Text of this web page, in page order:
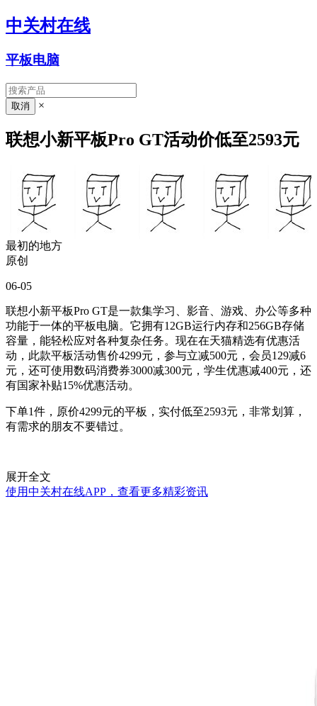
中关村在线
平板电脑
×
联想小新平板Pro GT活动价低至2593元
最初的地方
原创
06-05
联想小新平板Pro GT是一款集学习、影音、游戏、办公等多种
功能于一体的平板电脑。它拥有12GB运行内存和256GB存储
容量，能轻松应对各种复杂任务。现在在天猫精选有优惠活
动，此款平板活动售价4299元，参与立减500元，会员129减6
元，还可使用数码消费券3000减300元，学生优惠减400元，还
有国家补贴15%优惠活动。
下单1件，原价4299元的平板，实付低至2593元，非常划算，
有需求的朋友不要错过。
展开全文
使用中关村在线APP，查看更多精彩资讯